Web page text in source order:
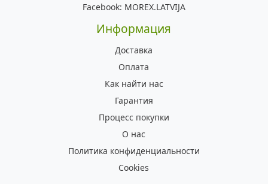
Facebook: MOREX.LATVIJA
Информация
Доставка
Оплата
Как найти нас
Гарантия
Процесс покупки
О нас
Политика конфиденциальности
Cookies